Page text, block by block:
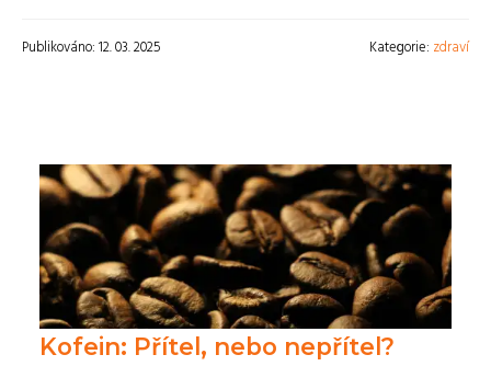
Publikováno: 12. 03. 2025 Kategorie: zdraví
Kofein: Přítel, nebo nepřítel?